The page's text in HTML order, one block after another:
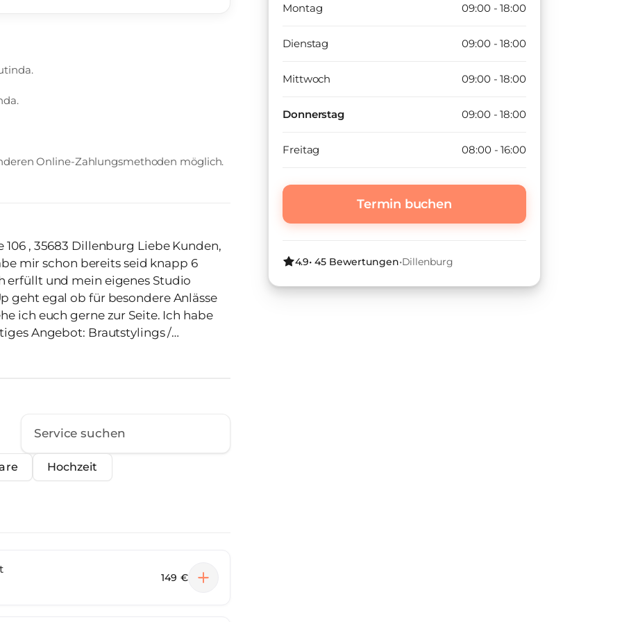
Online-Zahlungsmethoden möglich.
Dillenburg Liebe Kunden,
mir schon bereits seid knapp 6
erfüllt und mein eigenes Studio
geht egal ob für besondere Anlässe
ich euch gerne zur Seite. Ich habe
Angebot: Brautstylings /
Hochzeit
149 €
Montag 09:00 - 18:00
Dienstag 09:00 - 18:00
Mittwoch 09:00 - 18:00
Donnerstag 09:00 - 18:00
Freitag 08:00 - 16:00
Termin buchen
4.9•45Bewertungen•Dillenburg